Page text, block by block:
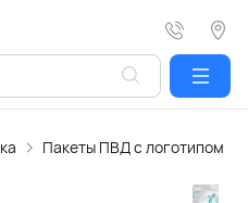
Пакеты ПВД с логотипом